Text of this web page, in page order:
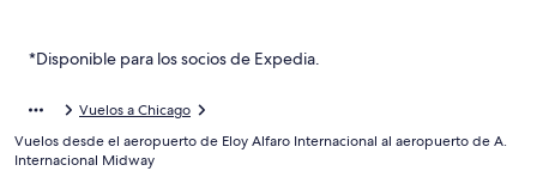
Vuelos de Nashville (BNA) a Chicago (ORD)
(BOG) a Chicago (ORD)
Vuelos de Boise (BOI) a Chicago (ORD)
*Disponible para los socios de Expedia.
Vuelos a Chicago
Vuelos desde el aeropuerto de Eloy Alfaro Internacional al aeropuerto de A.
Internacional Midway